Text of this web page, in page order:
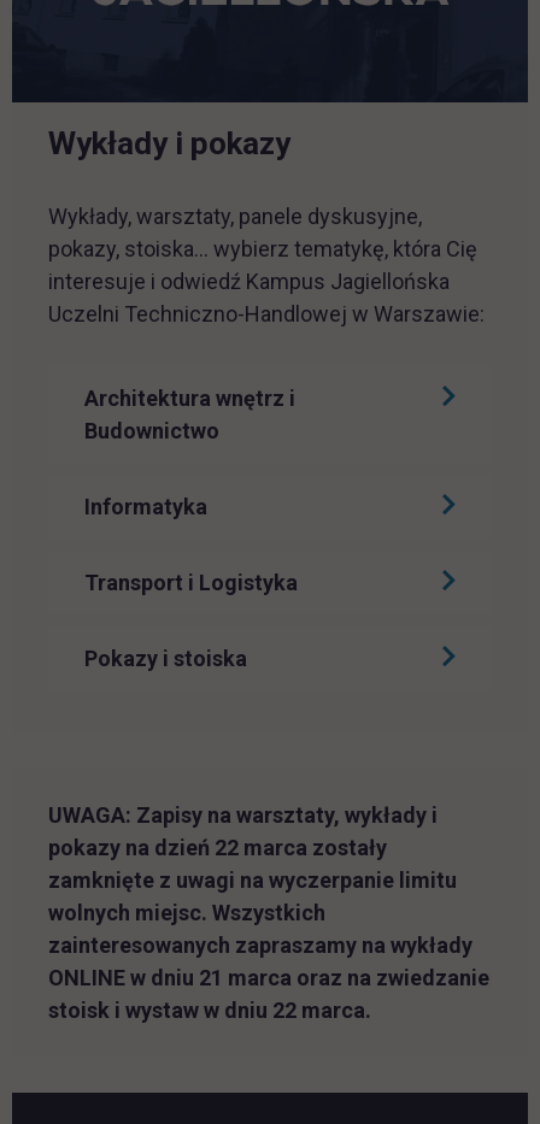
Wykłady i pokazy
Wykłady, warsztaty, panele dyskusyjne,
pokazy, stoiska... wybierz tematykę, która Cię
interesuje i odwiedź Kampus Jagiellońska
Uczelni Techniczno-Handlowej w Warszawie:
Architektura wnętrz i
Budownictwo
Informatyka
Transport i Logistyka
Pokazy i stoiska
UWAGA: Zapisy na warsztaty, wykłady i
pokazy na dzień 22 marca zostały
zamknięte z uwagi na wyczerpanie limitu
wolnych miejsc. Wszystkich
zainteresowanych zapraszamy na wykłady
ONLINE w dniu 21 marca oraz na zwiedzanie
stoisk i wystaw w dniu 22 marca.